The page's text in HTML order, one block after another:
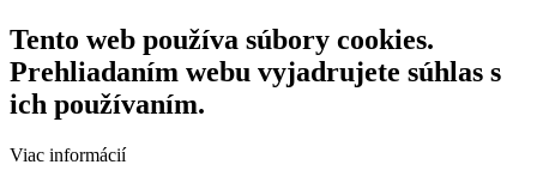
Tento web používa súbory cookies.
Prehliadaním webu vyjadrujete súhlas s
ich používaním.
Viac informácií